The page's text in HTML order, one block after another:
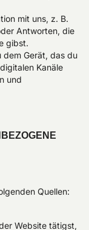
mit uns, z. B.
Antworten, die
gibst.
dem Gerät, das du
Kanäle
und
Quellen:
Website tätigst,